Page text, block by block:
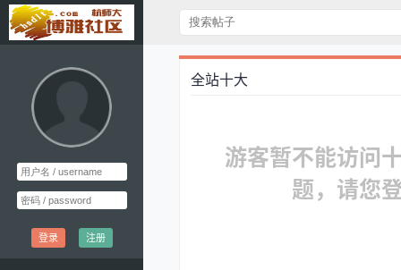
登录 注册
全站十大
游客暂不能访问
题，请您